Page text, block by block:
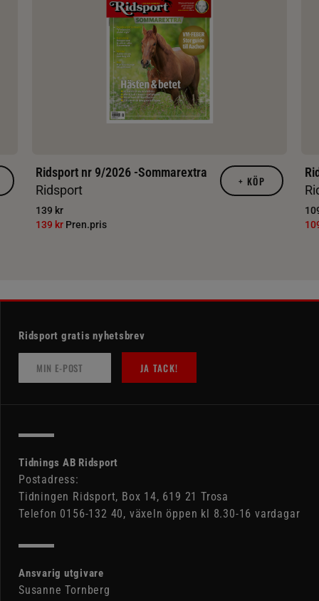
Ridsport nr 9/2026 -Sommarextra
Ridsport
139 kr
139 kr Pren.pris
+ KÖP
Ridsport gratis nyhetsbrev
JA TACK!
Tidnings AB Ridsport
Postadress:
Tidningen Ridsport, Box 14, 619 21 Trosa
Telefon 0156-132 40, växeln öppen kl 8.30-16 vardagar
Ansvarig utgivare
Susanne Tornberg